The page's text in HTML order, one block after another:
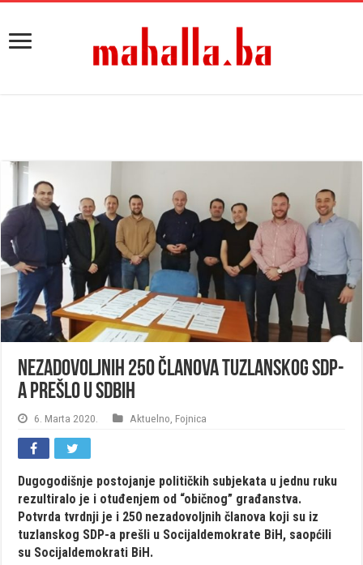
Nezadovoljnih 250 članova tuzlanskog SDP-
a prešlo u SDBiH
6. Marta 2020. Aktuelno Fojnica
Dugogodišnje postojanje političkih subjekata u jednu ruku
rezultiralo je i otuđenjem od “običnog” građanstva.
Potvrda tvrdnji je i 250 nezadovoljnih članova koji su iz
tuzlanskog SDP-a prešli u Socijaldemokrate BiH, saopćili
su Socijaldemokrati BiH.